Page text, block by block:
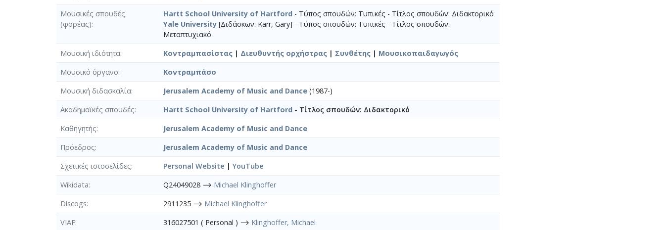
Μουσικές σπουδές
(φορέας)
Hartt School University of Hartford - Τύπος σπουδών: Τυπικές - Τίτλος σπουδών: Διδακτορικό
Yale University [Διδάσκων: Karr, Gary] - Τύπος σπουδών: Τυπικές - Τίτλος σπουδών:
Μεταπτυχιακό
Μουσική ιδιότητα
Κοντραμπασίστας | Διευθυντής ορχήστρας | Συνθέτης | Μουσικοπαιδαγωγός
Μουσικό όργανο
Κοντραμπάσο
Μουσική διδασκαλία
Jerusalem Academy of Music and Dance (1987-)
Ακαδημαϊκές σπουδές
Hartt School University of Hartford - Τίτλος σπουδών: Διδακτορικό
Καθηγητής
Jerusalem Academy of Music and Dance
Πρόεδρος
Jerusalem Academy of Music and Dance
Σχετικές ιστοσελίδες
Personal Website |YouTube
Wikidata
Q24049028 ⟶ Michael Klinghoffer
Discogs
2911235 ⟶ Michael Klinghoffer
VIAF
316027501 ( Personal ) ⟶ Klinghoffer, Michael